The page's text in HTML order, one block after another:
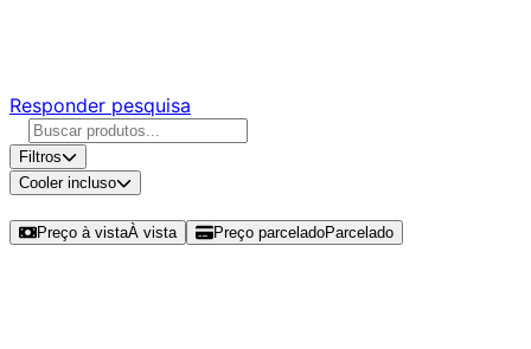
Responder pesquisa
Filtros
Cooler incluso
Preço à vistaÀ vista Preço parceladoParcelado